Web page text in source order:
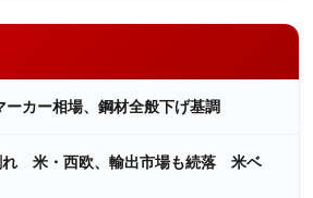
ーカー相場、鋼材全般下げ基調
れ 米・西欧、輸出市場も続落 米ベ